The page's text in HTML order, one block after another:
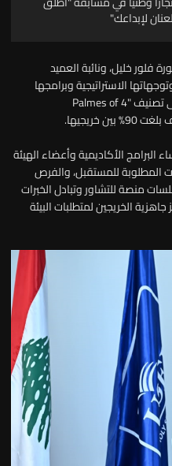
لإبداعك"
فلور خليل، ونائبة العميد
الاستراتيجية وبرامجها
الأكاديمية ومبادراتها البحثية، إلى جانب أبرز الإنجازات التي حققتها، ومنها الحصول على تصنيف "4 Palmes of
الأكاديمية وأعضاء الهيئة
المطلوبة للمستقبل، والفرص
منصة للتشاور وتبادل الخبرات
الخريجين لمتطلبات البيئة